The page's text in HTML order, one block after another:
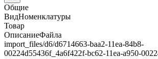
Общие
ВидНоменклатуры
Товар
ОписаниеФайла
import_files/d6/d6714663-baa2-11ea-84b8-
00224d55436f_4a6f422f-bc62-11ea-a950-